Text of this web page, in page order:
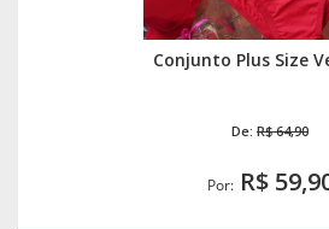
Conjunto Plus Size
De: R$ 64,90
Por:R$